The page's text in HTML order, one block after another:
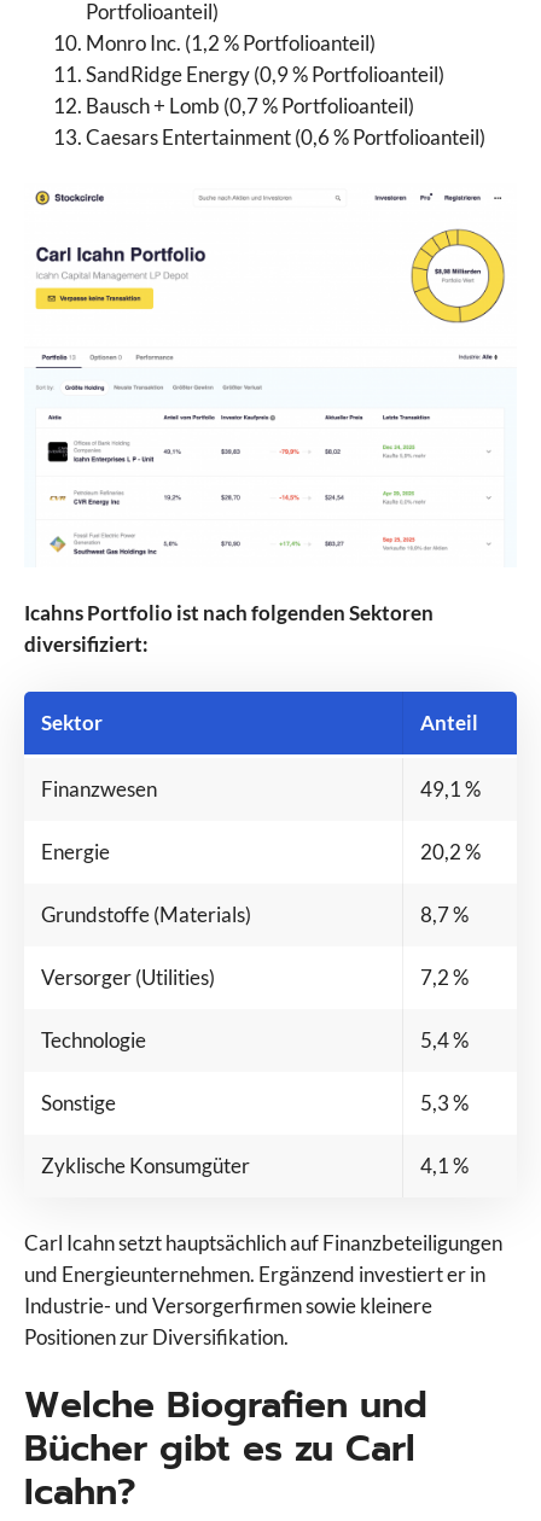
Portfolioanteil)
Monro Inc. (1,2 % Portfolioanteil)
SandRidge Energy (0,9 % Portfolioanteil)
Bausch + Lomb (0,7 % Portfolioanteil)
Caesars Entertainment (0,6 % Portfolioanteil)
Icahns Portfolio ist nach folgenden Sektoren
diversifiziert:
Sektor Anteil
Finanzwesen 49,1 %
Energie 20,2 %
Grundstoffe (Materials) 8,7 %
Versorger (Utilities) 7,2 %
Technologie 5,4 %
Sonstige 5,3 %
Zyklische Konsumgüter 4,1 %
Carl Icahn setzt hauptsächlich auf Finanzbeteiligungen
und Energieunternehmen. Ergänzend investiert er in
Industrie- und Versorgerfirmen sowie kleinere
Positionen zur Diversifikation.
Welche Biografien und
Bücher gibt es zu Carl
Icahn?